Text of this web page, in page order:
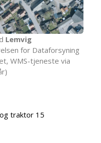
Lemvig
for Dataforsyning
WMS-tjeneste via
traktor 15